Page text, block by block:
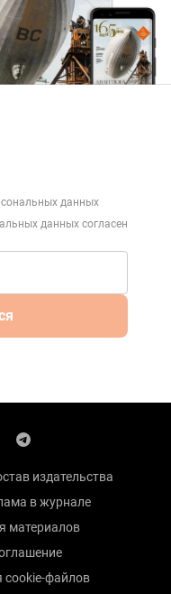
данных
данных согласен
издательства
в журнале
материалов
cookie-файлов